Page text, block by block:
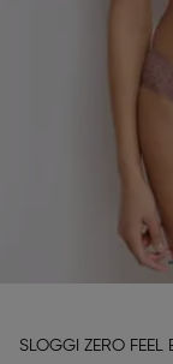
SLOGGI ZERO FEEL